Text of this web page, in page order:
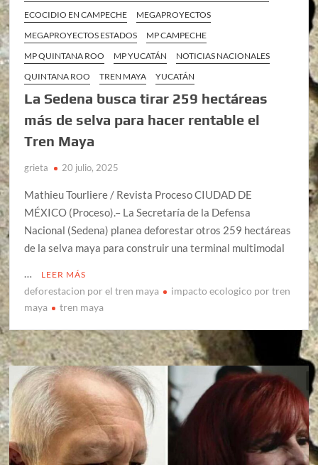
ECOCIDIO EN CAMPECHE
MEGAPROYECTOS
MEGAPROYECTOS ESTADOS
MP CAMPECHE
MP QUINTANA ROO
MP YUCATÁN
NOTICIAS NACIONALES
QUINTANA ROO
TREN MAYA YUCATÁN
La Sedena busca tirar 259 hectáreas
más de selva para hacer rentable el
Tren Maya
grieta 20 julio, 2025
Mathieu Tourliere / Revista Proceso CIUDAD DE
MÉXICO (Proceso).– La Secretaría de la Defensa
Nacional (Sedena) planea deforestar otros 259 hectáreas
de la selva maya para construir una terminal multimodal
…
LEER MÁS
deforestacion por el tren maya
impacto ecologico por tren
maya
tren maya